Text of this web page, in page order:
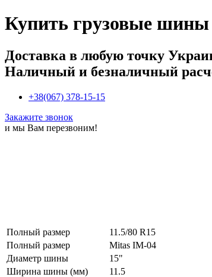
Купить грузовые шины
Доставка в любую точку
Наличный и безналичный
+38(067) 378-15-15
Закажите звонок
и мы Вам перезвоним!
Полный размер
11.5/80 R15
Полный размер
Mitas IM-04
Диаметр шины
15"
Ширина шины (мм)
11.5